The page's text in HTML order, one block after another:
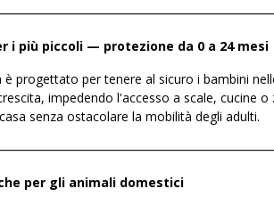
i più piccoli — protezione da 0 a 24 mesi
è progettato per tenere al sicuro i bambini
impedendo l'accesso a scale, cucine o
senza ostacolare la mobilità degli adulti.
per gli animali domestici